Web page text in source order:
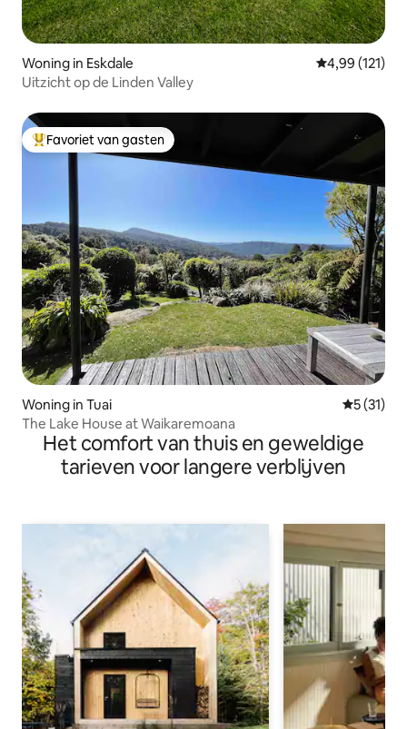
Woning in Eskdale Gemiddelde
4,99 (121)
Uitzicht op de Linden Valley
Topfavoriet van gasten
Favoriet van gasten
Woning in Tuai
5 (31)
The Lake House at Waikaremoana
Het comfort van thuis en geweldige
tarieven voor langere verblijven